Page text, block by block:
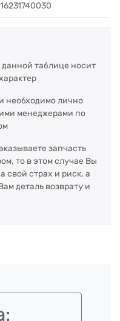
таблице носит
необходимо лично
менеджерами по
запчасть
то в этом случае Вы
свой страх и риск, а
деталь возврату и